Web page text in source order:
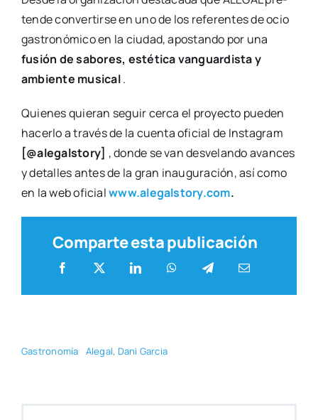
ten­de con­ver­tir­se en uno de los refe­ren­tes de ocio
gas­tro­nó­mi­co en la ciu­dad, apos­tan­do por una
fusión de sabo­res, esté­ti­ca van­guar­dis­ta y
ambien­te musi­cal.
Quie­nes quie­ran seguir cer­ca el pro­yec­to pue­den
hacer­lo a tra­vés de la cuen­ta ofi­cial de Ins­ta­gram
[@alegalstory] , don­de se van des­ve­lan­do avan­ces
y deta­lles antes de la gran inau­gu­ra­ción, así como
en la web ofi­cialwww.alegalstory.com.
Comparte esta publicación
Gas­tro­no­mía Ale­gal, Dani Gar­cia